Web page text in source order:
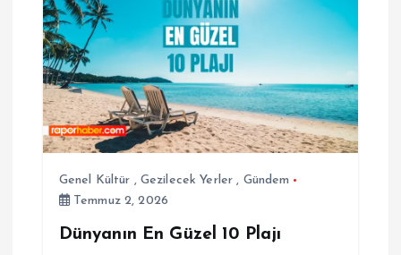
Genel Kültür , Gezilecek Yerler , Gündem
Temmuz 2, 2026
Dünyanın En Güzel 10 Plajı